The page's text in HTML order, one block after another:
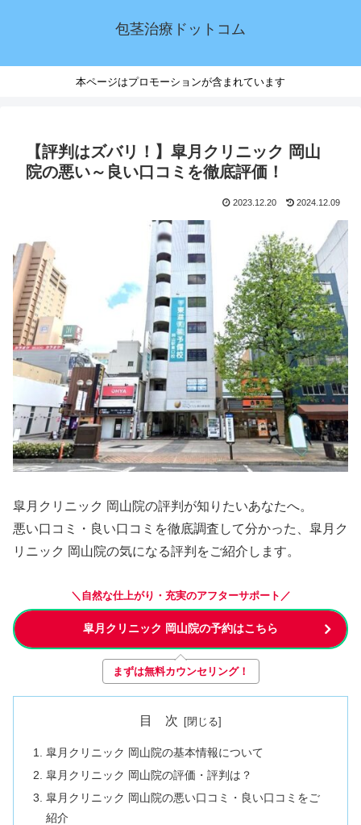
包茎治療ドットコム
本ページはプロモーションが含まれています
【評判はズバリ！】皐月クリニック 岡山
院の悪い～良い口コミを徹底評価！
2023.12.20 2024.12.09
皐月クリニック 岡山院の評判が知りたいあなたへ。
悪い口コミ・良い口コミを徹底調査して分かった、皐月ク
リニック 岡山院の気になる評判をご紹介します。
＼自然な仕上がり・充実のアフターサポート／
皐月クリニック 岡山院の予約はこちら
まずは無料カウンセリング！
目 次
皐月クリニック 岡山院の基本情報について
皐月クリニック 岡山院の評価・評判は？
皐月クリニック 岡山院の悪い口コミ・良い口コミをご
紹介